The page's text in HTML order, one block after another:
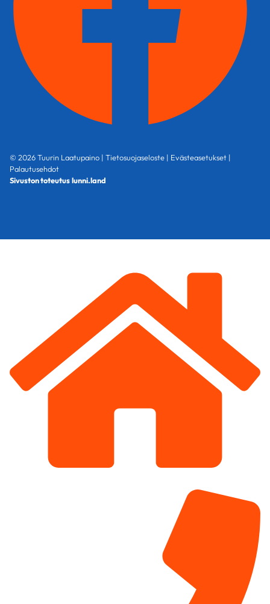
© 2026 Tuurin Laatupaino | Tietosuojaseloste | Evästeasetukset |
Palautusehdot
Sivuston toteutuslunni.land